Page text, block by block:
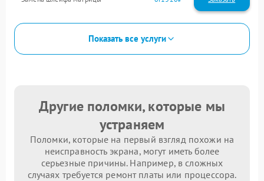
Показать все услуги
Другие поломки, которые мы
устраняем
Поломки, которые на первый взгляд похожи на
неисправность экрана, могут иметь более
серьезные причины. Например, в сложных
случаях требуется ремонт платы или процессора.